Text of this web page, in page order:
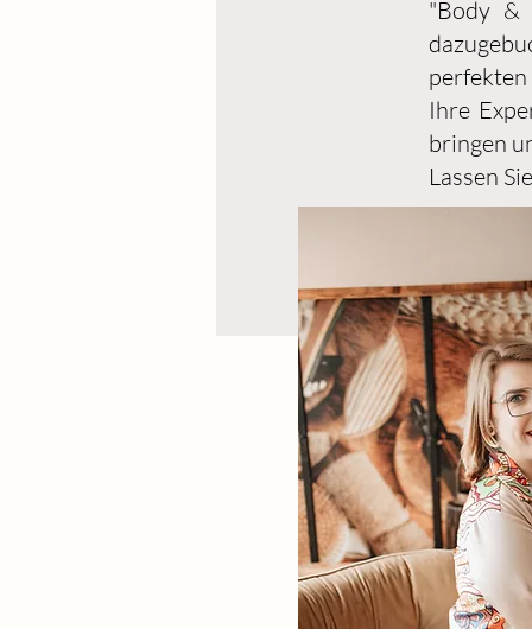
"Body &
perfekten
Ihre
bringen
Lassen